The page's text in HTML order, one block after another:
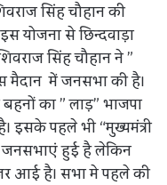
सिंह चौहान की
योजना से छिन्दवाड़ा
सिंह चौहान ने ”
मैदान में जनसभा की है।
का ” लाड़” भाजपा
इसके पहले भी “मुख्यमंत्री
जनसभाएं हुई है लेकिन
आई है। सभा मे पहले की